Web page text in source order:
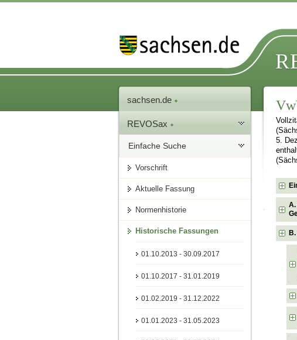
sachsen.de
REVOSax
Einfache Suche
Vorschrift
Aktuelle Fassung
Normenhistorie
Historische Fassungen
01.10.2013 - 30.09.2017
01.10.2017 - 31.01.2019
01.02.2019 - 31.12.2022
01.01.2023 - 31.05.2023
5.